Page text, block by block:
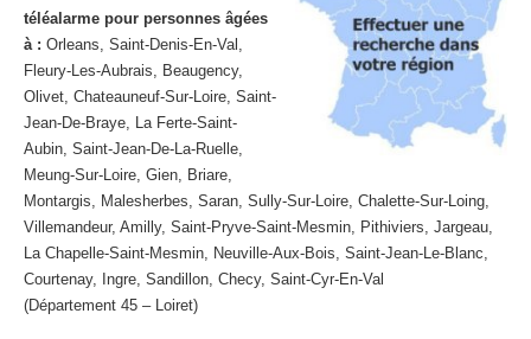
téléalarme pour personnes âgées
à : Orleans, Saint-Denis-En-Val,
Fleury-Les-Aubrais, Beaugency,
Olivet, Chateauneuf-Sur-Loire, Saint-
Jean-De-Braye, La Ferte-Saint-
Aubin, Saint-Jean-De-La-Ruelle,
Meung-Sur-Loire, Gien, Briare,
Montargis, Malesherbes, Saran, Sully-Sur-Loire, Chalette-Sur-Loing,
Villemandeur, Amilly, Saint-Pryve-Saint-Mesmin, Pithiviers, Jargeau,
La Chapelle-Saint-Mesmin, Neuville-Aux-Bois, Saint-Jean-Le-Blanc,
Courtenay, Ingre, Sandillon, Checy, Saint-Cyr-En-Val
(Département 45 – Loiret)